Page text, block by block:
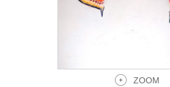
ZOOM